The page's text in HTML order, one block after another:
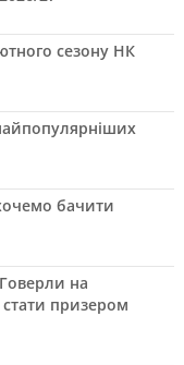
сезону НК
бачити
на
стати призером